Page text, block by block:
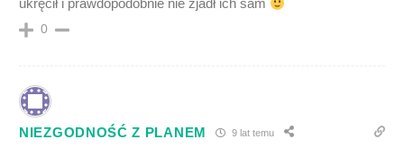
ukręcił i prawdopodobnie nie zjadł ich sam
0
NIEZGODNOŚĆ Z PLANEM 9 lat temu